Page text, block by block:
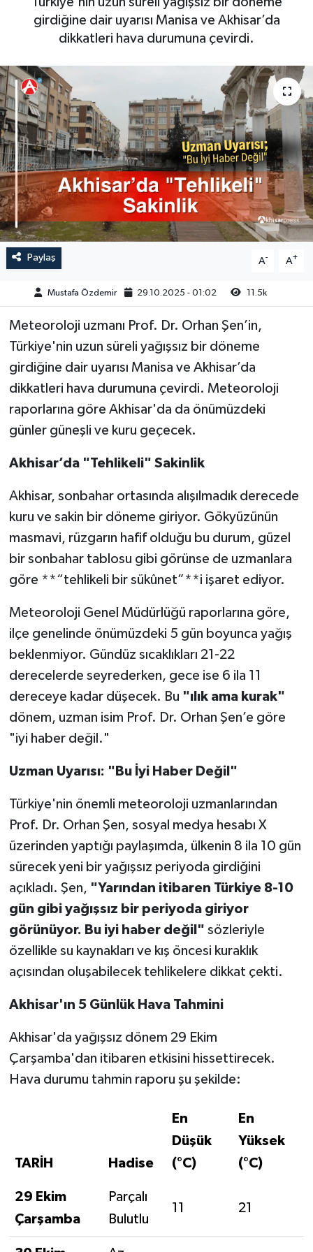
girdiğine dair uyarısı Manisa ve Akhisar’da
dikkatleri hava durumuna çevirdi.
Paylaş A- A+
Mustafa Özdemir 29.10.2025 - 01:02 11.5k
Meteoroloji uzmanı Prof. Dr. Orhan Şen’in,
Türkiye'nin uzun süreli yağışsız bir döneme
girdiğine dair uyarısı Manisa ve Akhisar’da
dikkatleri hava durumuna çevirdi. Meteoroloji
raporlarına göre Akhisar'da da önümüzdeki
günler güneşli ve kuru geçecek.
Akhisar’da "Tehlikeli" Sakinlik
Akhisar, sonbahar ortasında alışılmadık derecede
kuru ve sakin bir döneme giriyor. Gökyüzünün
masmavi, rüzgarın hafif olduğu bu durum, güzel
bir sonbahar tablosu gibi görünse de uzmanlara
göre **“tehlikeli bir sükûnet”**i işaret ediyor.
Meteoroloji Genel Müdürlüğü raporlarına göre,
ilçe genelinde önümüzdeki 5 gün boyunca yağış
beklenmiyor. Gündüz sıcaklıkları 21-22
derecelerde seyrederken, gece ise 6 ila 11
dereceye kadar düşecek. Bu "ılık ama kurak"
dönem, uzman isim Prof. Dr. Orhan Şen’e göre
"iyi haber değil."
Uzman Uyarısı: "Bu İyi Haber Değil"
Türkiye'nin önemli meteoroloji uzmanlarından
Prof. Dr. Orhan Şen, sosyal medya hesabı X
üzerinden yaptığı paylaşımda, ülkenin 8 ila 10 gün
sürecek yeni bir yağışsız periyoda girdiğini
açıkladı. Şen, "Yarından itibaren Türkiye 8-10
gün gibi yağışsız bir periyoda giriyor
görünüyor. Bu iyi haber değil" sözleriyle
özellikle su kaynakları ve kış öncesi kuraklık
açısından oluşabilecek tehlikelere dikkat çekti.
Akhisar'ın 5 Günlük Hava Tahmini
Akhisar'da yağışsız dönem 29 Ekim
Çarşamba'dan itibaren etkisini hissettirecek.
Hava durumu tahmin raporu şu şekilde:
TARİH Hadise
En
Düşük
(°C)
En
Yüksek
(°C)
29 Ekim
Çarşamba
Parçalı
Bulutlu
11 21
Magazin
Kadın
Yerel Haber
Akhisar Emlak
Ülke
Etiketler
Duyurular
Sektörel
Röportaj
Dünya
Yaşam
Kadın
Yerel Haber
Akhisar Emlak
Ülke
Etiketler